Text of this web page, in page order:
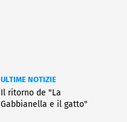
ULTIME NOTIZIE
Il ritorno de "La
Gabbianella e il gatto"